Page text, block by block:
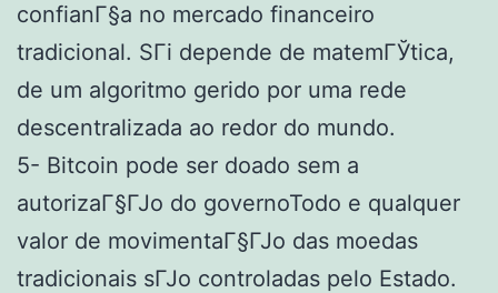
confianГ§a no mercado financeiro
tradicional. SГі depende de matemГЎtica,
de um algoritmo gerido por uma rede
descentralizada ao redor do mundo.
5- Bitcoin pode ser doado sem a
autorizaГ§ГЈo do governoTodo e qualquer
valor de movimentaГ§ГЈo das moedas
tradicionais sГЈo controladas pelo Estado.